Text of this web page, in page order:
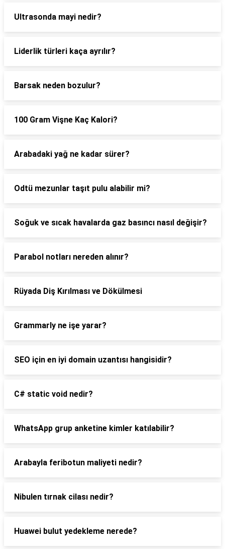
Ultrasonda mayi nedir?
Liderlik türleri kaça ayrılır?
Barsak neden bozulur?
100 Gram Vişne Kaç Kalori?
Arabadaki yağ ne kadar sürer?
Odtü mezunlar taşıt pulu alabilir mi?
Soğuk ve sıcak havalarda gaz basıncı nasıl değişir?
Parabol notları nereden alınır?
Rüyada Diş Kırılması ve Dökülmesi
Grammarly ne işe yarar?
SEO için en iyi domain uzantısı hangisidir?
C# static void nedir?
WhatsApp grup anketine kimler katılabilir?
Arabayla feribotun maliyeti nedir?
Nibulen tırnak cilası nedir?
Huawei bulut yedekleme nerede?